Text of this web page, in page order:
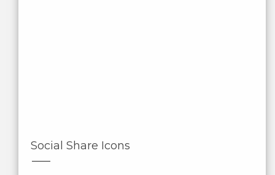
Social Share Icons